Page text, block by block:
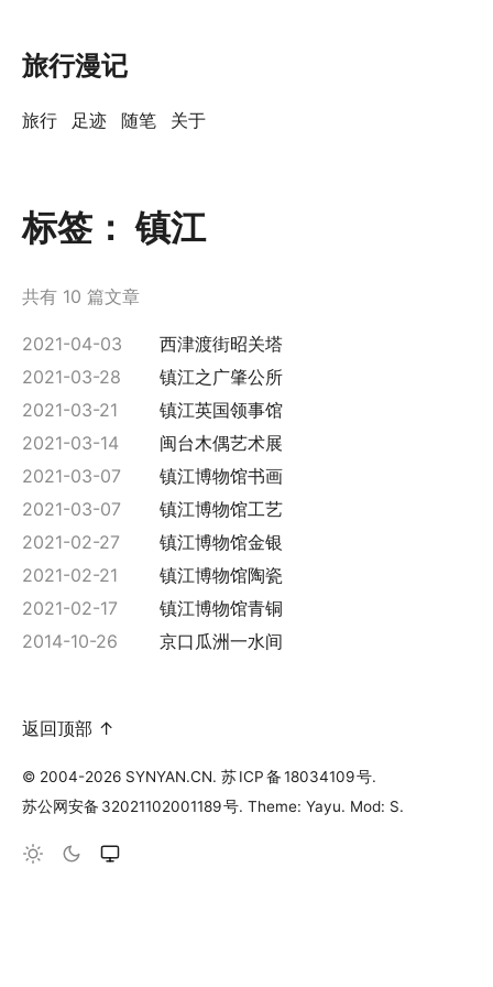
旅行漫记
旅行 足迹 随笔 关于
标签：镇江
共有 10 篇文章
2021-04-03
西津渡街昭关塔
2021-03-28
镇江之广肇公所
2021-03-21
镇江英国领事馆
2021-03-14
闽台木偶艺术展
2021-03-07
镇江博物馆书画
2021-03-07
镇江博物馆工艺
2021-02-27
镇江博物馆金银
2021-02-21
镇江博物馆陶瓷
2021-02-17
镇江博物馆青铜
2014-10-26
京口瓜洲一水间
返回顶部 ↑
© 2004-2026 SYNYAN.CN. 苏ICP备18034109号.
苏公网安备 32021102001189号. Theme: Yayu. Mod: S.